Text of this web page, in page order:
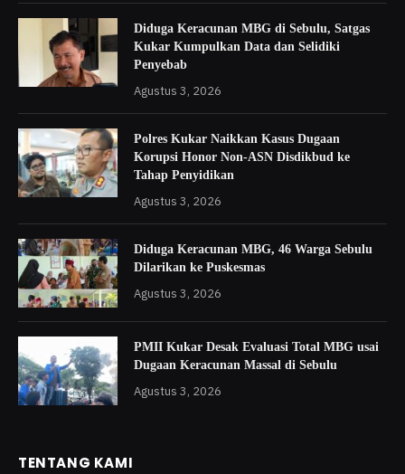
Diduga Keracunan MBG di Sebulu, Satgas
Kukar Kumpulkan Data dan Selidiki
Penyebab
Agustus 3, 2026
Polres Kukar Naikkan Kasus Dugaan
Korupsi Honor Non-ASN Disdikbud ke
Tahap Penyidikan
Agustus 3, 2026
Diduga Keracunan MBG, 46 Warga Sebulu
Dilarikan ke Puskesmas
Agustus 3, 2026
PMII Kukar Desak Evaluasi Total MBG usai
Dugaan Keracunan Massal di Sebulu
Agustus 3, 2026
TENTANG KAMI